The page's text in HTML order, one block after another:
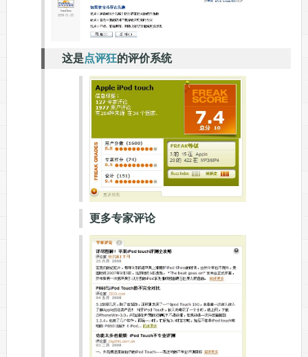
这是点评狂的评价系统
更多专家评论